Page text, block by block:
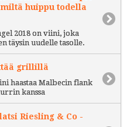
huippu todella
2018 on viini, joka
täysin uudelle tasolle.
grillillä
haastaa Malbecin flank
kanssa
Riesling & Co -